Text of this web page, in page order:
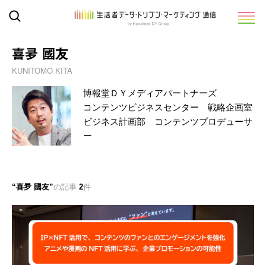
喜夛 國友
KUNITOMO KITA
博報堂ＤＹメディアパートナーズ
コンテンツビジネスセンター 戦略企画室
ビジネス計画部 コンテンツプロデューサ
ー
喜夛 國友 の記事 2件